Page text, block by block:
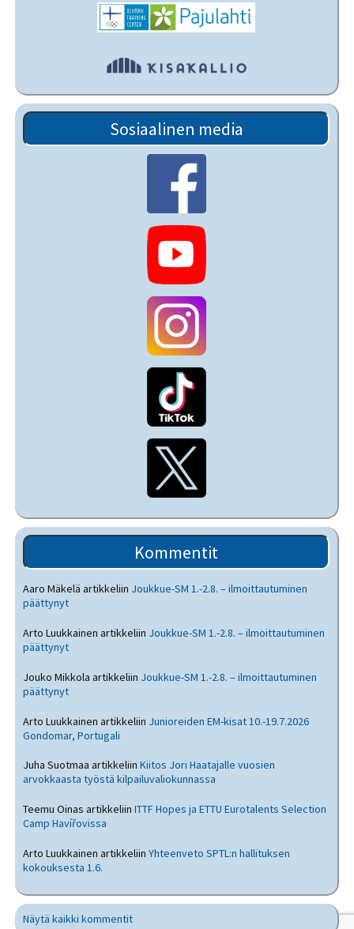
Sosiaalinen media
Kommentit
Aaro Mäkelä artikkeliin Joukkue-SM 1.-2.8. – ilmoittautuminen
päättynyt
Arto Luukkainen artikkeliin Joukkue-SM 1.-2.8. – ilmoittautuminen
päättynyt
Jouko Mikkola artikkeliin Joukkue-SM 1.-2.8. – ilmoittautuminen
päättynyt
Arto Luukkainen artikkeliin Junioreiden EM-kisat 10.-19.7.2026
Gondomar, Portugali
Juha Suotmaa artikkeliinKiitos Jori Haatajalle vuosien
arvokkaasta työstä kilpailuvaliokunnassa
Teemu Oinas artikkeliinITTF Hopes ja ETTU Eurotalents Selection
Camp Havířovissa
Arto Luukkainen artikkeliinYhteenveto SPTL:n hallituksen
kokouksesta 1.6.
Näytä kaikki kommentit